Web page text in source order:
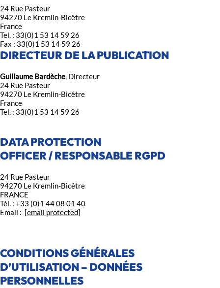
24 Rue Pasteur
94270 Le Kremlin-Bicêtre
France
Tel. : 33(0)1 53 14 59 26
Fax : 33(0)1 53 14 59 26
DIRECTEUR DE LA PUBLICATION
Guillaume Bardèche, Directeur
24 Rue Pasteur
94270 Le Kremlin-Bicêtre
France
Tel. : 33(0)1 53 14 59 26
DATA PROTECTION
OFFICER / RESPONSABLE RGPD
24 Rue Pasteur
94270 Le Kremlin-Bicêtre
FRANCE
Tél. : +33 (0)1 44 08 01 40
Email : [email protected]
CONDITIONS GÉNÉRALES
D’UTILISATION – DONNÉES
PERSONNELLES